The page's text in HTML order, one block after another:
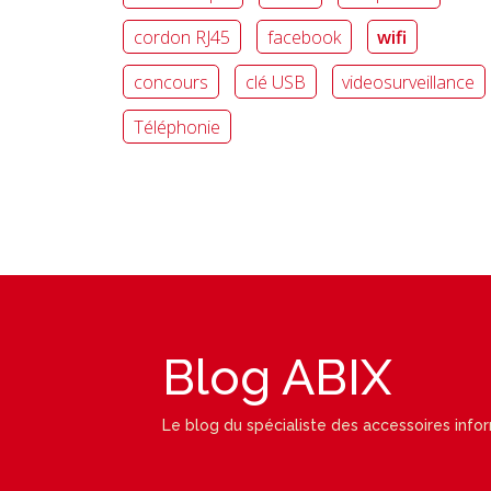
cordon RJ45
facebook
wifi
concours
clé USB
videosurveillance
Téléphonie
Blog ABIX
Le blog du spécialiste des accessoires